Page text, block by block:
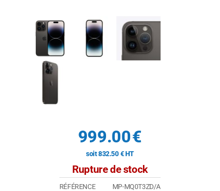
999.00€
soit832.50 €HT
Rupture de stock
RÉFÉRENCE MP-MQ0T3ZD/A